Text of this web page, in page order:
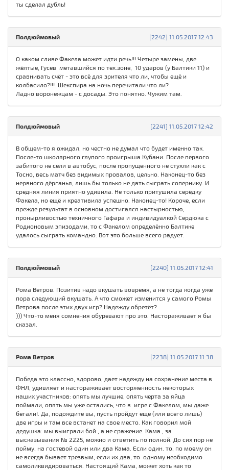
ты сделал дубль!
[2242] 11.05.2017 12:43
Полдюймовый
О каком сливе Факела может идти речь!!! Четыре замены, две
жёлтые, Гусев метавшийся по тех.зоне, 10 ударов (у Балтики 11) и
сравнивать счёт - это всё для зрителя что ли, чтобы ещё и
колбасило?!!! Шекспира на ночь перечитали что ли?
Ладно воронежцам - с досады. Это понятно. Чужим там.
[2241] 11.05.2017 12:42
Полдюймовый
В общем-то я ожидал, но честно не думал что будет именно так.
После-то школярного глупого проигрыша Кубани. После первого
забитого не сели в автобус, после пропущенного не стухли как с
Тосно, весь матч без видимых провалов, цельно. Наконец-то без
нервного дёрганья, лишь бы только не дать сыграть сопернику. И
средняя линия приятно удивила. Не только притушила серёдку
Факела, но ещё и креативила успешно. Наконец-то! Короче, если
прежде результат в основном достигался настырностью,
пронырливостью техничного Гафара и индивидуалкой Сердюка с
Родионовым эпизодами, то с Факелом определённо Балтике
удалось сыграть командно. Вот это больше всего радует.
[2240] 11.05.2017 12:41
Полдюймовый
Рома Ветров. Позитив надо вкушать вовремя, а не тогда когда уже
пора следующий вкушать. А что сможет изменится у самого Ромы
Ветрова после этих двух игр? Надежду обретёт?
))) Что-то меня сомнения обуревают про это. Настораживает я бы
сказал.
[2238] 11.05.2017 11:38
Рома Ветров
Победа это классно, здорово, дает надежду на сохранение места в
ФНЛ, удивляет и настораживает восторженность некоторых
наших участников: опять мы лучшие, опять черта за яйца
поймали, опять мы уже остались, что в игре с Факелом, мы даже
бегали!. Да, подождите вы, пусть пройдут еще (или всего лишь)
две игры и там все встанет на свое место. Как говорил мой
дедушка: мы выиграли бой , а не сражение. Кама , за
высказывания № 2225, можно и ответить по полной. До сих пор не
пойму, на гостевой один или два Кама. Если один. то, по моему он
не всегда бывает трезвым; если их два, то одному необходимо
самоликвидироваться. Настоящий Кама, может хоть как то